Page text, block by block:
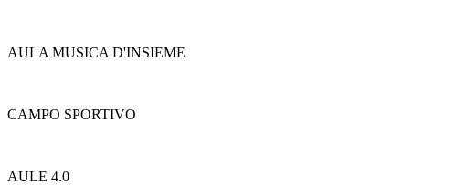
AULA MUSICA D'INSIEME
CAMPO SPORTIVO
AULE 4.0